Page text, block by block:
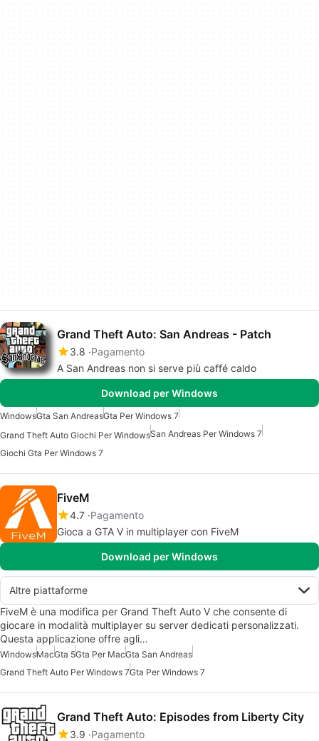
Grand Theft Auto: San Andreas - Patch
3.8 Pagamento
A San Andreas non si serve più caffé caldo
Download per Windows
WindowsGta San AndreasGta Per Windows 7
Grand Theft Auto Giochi Per WindowsSan Andreas Per Windows 7
Giochi Gta Per Windows 7
FiveM
4.7 Pagamento
Gioca a GTA V in multiplayer con FiveM
Download per Windows
Altre piattaforme
FiveM è una modifica per Grand Theft Auto V che consente di
giocare in modalità multiplayer su server dedicati personalizzati.
Questa applicazione offre agli…
WindowsMacGta 5Gta Per MacGta San Andreas
Grand Theft Auto Per Windows 7Gta Per Windows 7
Grand Theft Auto: Episodes from Liberty City
3.9 Pagamento